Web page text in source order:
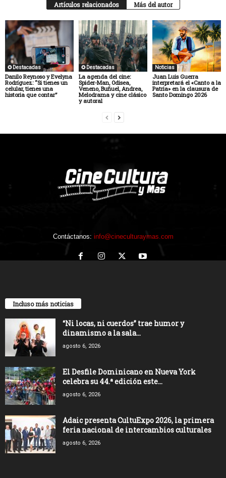
Artículos relacionados Más del autor
✪ Destacadas
Danilo Reynoso y Evelyna
Rodríguez: “Si tienes un
celular, tienes una
historia que contar”
✪ Destacadas
La agenda del cine:
Spider-Man, Odisea,
Veneno, Buñuel, Andrea,
Melodrama y cine clásico
y autoral
Noticias
Juan Luis Guerra
interpretará el «Canto a la
Patria» en la clausura de
Santo Domingo 2026
Contáctanos: info@cineculturaymas.com
Incluso más noticias
“Ni locas, ni cuerdos” trae humor y
dinamismo a la sala...
agosto 6, 2026
El Desfile Dominicano en Nueva York
celebra su 44.ª edición este...
agosto 6, 2026
Adaic presenta CultuExpo 2026, la primera
feria nacional de intercambios culturales
agosto 6, 2026